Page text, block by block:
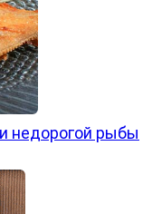
недорогой рыбы